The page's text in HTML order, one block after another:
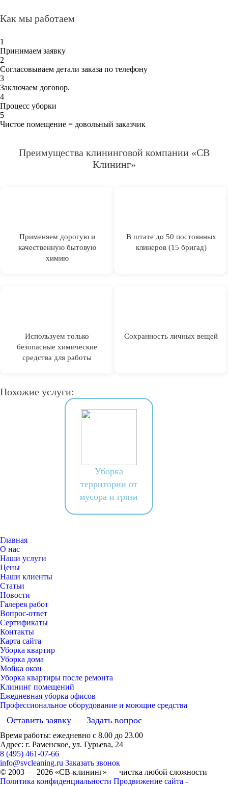
Как мы работаем
1
Принимаем заявку
2
Согласовываем детали заказа по телефону
3
Заключаем договор.
4
Процесс уборки
5
Чистое помещение = довольный заказчик
Преимущества клининговой компании «СВ
Клининг»
Применяем дорогую и
качественную бытовую
химию
В штате до 50 постоянных
клинеров (15 бригад)
Используем только
безопасные химические
средства для работы
Сохранность личных вещей
Похожие услуги:
Уборка
территории от
мусора и грязи
Главная
О нас
Наши услуги
Цены
Наши клиенты
Статьи
Новости
Галерея работ
Вопрос-ответ
Сертификаты
Контакты
Карта сайта
Уборка квартир
Уборка дома
Мойка окон
Уборка квартиры после ремонта
Клининг помещений
Ежедневная уборка офисов
Профессиональное оборудование и моющие средства
Оставить заявку Задать вопрос
Время работы: ежедневно с 8.00 до 23.00
Адрес: г. Раменское, ул. Гурьева, 24
8 (495) 461-07-66
info@svcleaning.ru Заказать звонок
© 2003 — 2026 «СВ-клининг» — чистка любой сложности
Политика конфиденциальности Продвижение сайта -